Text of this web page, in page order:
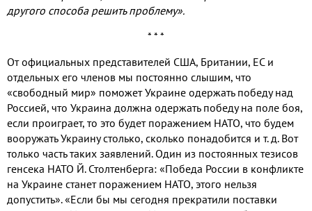
другого способа решить проблему».
* * *
От официальных представителей США, Британии, ЕС и
отдельных его членов мы постоянно слышим, что
«свободный мир» поможет Украине одержать победу над
Россией, что Украина должна одержать победу на поле боя,
если проиграет, то это будет поражением НАТО, что будем
вооружать Украину столько, сколько понадобится и т. д. Вот
только часть таких заявлений. Один из постоянных тезисов
генсека НАТО Й. Столтенберга: «Победа России в конфликте
на Украине станет поражением НАТО, этого нельзя
допустить». «Если бы мы сегодня прекратили поставки